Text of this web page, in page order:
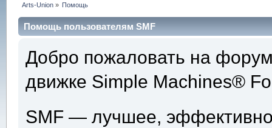
Arts-Union » Помощь
Помощь пользователям SMF
Добро пожаловать на
движке Simple Machines®
SMF — лучшее,